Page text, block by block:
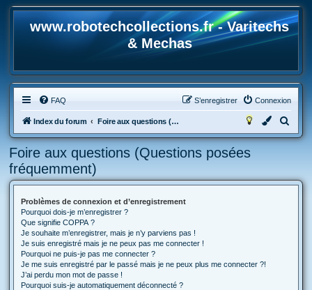
www.robotechcollections.fr - Varitechs
& Mechas
FAQ Connexion
S’enregistrer
Index du forum Foire aux questions (Questions posées fréquemment)
e
e
Foire aux questions (Questions posées
fréquemment)
Problèmes de connexion et d’enregistrement
Pourquoi dois-je m’enregistrer ?
Que signifie COPPA ?
Je souhaite m’enregistrer, mais je n’y parviens pas !
Je suis enregistré mais je ne peux pas me connecter !
Pourquoi ne puis-je pas me connecter ?
Je me suis enregistré par le passé mais je ne peux plus me connecter ?!
J’ai perdu mon mot de passe !
Pourquoi suis-je automatiquement déconnecté ?